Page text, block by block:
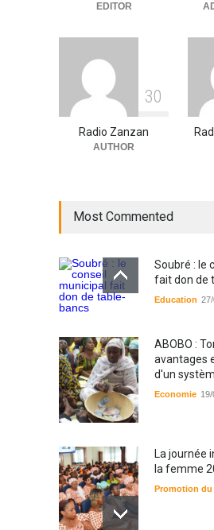
EDITOR
30
Radio Zanzan
AUTHOR
Most Commented
Soubré : le
fait don de
Education
ABOBO :
avantages
d'un
Economie
La journée
la femme
Promotion du